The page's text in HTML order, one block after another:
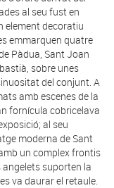
al seu fust en
element decoratiu
emmarquen quatre
Pàdua, Sant Joan
sobre unes
del conjunt. A
amb escenes de la
fornícula cobricelava
al seu
moderna de Sant
un complex frontis
angelets suporten la
va daurar el retaule.